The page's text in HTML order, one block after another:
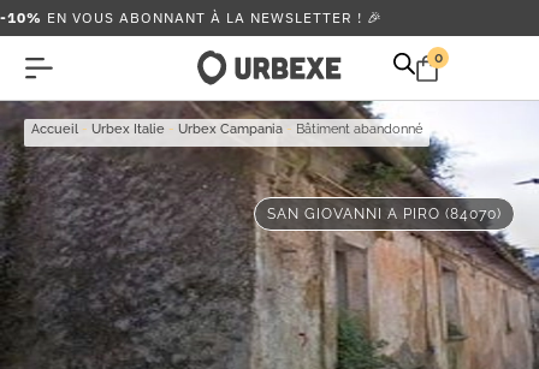
-10% EN VOUS ABONNANT À LA NEWSLETTER ! 🎉
0
Accueil - Urbex Italie - Urbex Campania - Bâtiment abandonné
SAN GIOVANNI A PIRO (84070)